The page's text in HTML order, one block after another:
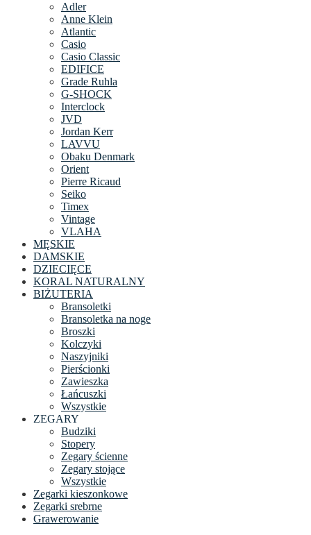
Adler
Anne Klein
Atlantic
Casio
Casio Classic
EDIFICE
Grade Ruhla
G-SHOCK
Interclock
JVD
Jordan Kerr
LAVVU
Obaku Denmark
Orient
Pierre Ricaud
Seiko
Timex
Vintage
VLAHA
MĘSKIE
DAMSKIE
DZIECIĘCE
KORAL NATURALNY
BIŻUTERIA
Bransoletki
Bransoletka na noge
Broszki
Kolczyki
Naszyjniki
Pierścionki
Zawieszka
Łańcuszki
Wszystkie
ZEGARY
Budziki
Stopery
Zegary ścienne
Zegary stojące
Wszystkie
Zegarki kieszonkowe
Zegarki srebrne
Grawerowanie